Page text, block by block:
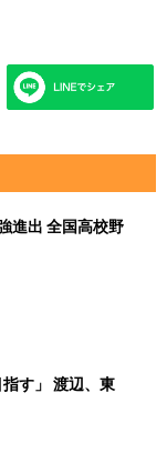
進出 全国高校野
す」 渡辺、東